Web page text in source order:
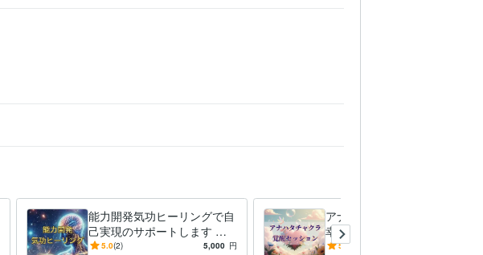
能力開発気功ヒーリングで自
己実現のサポートします 自
分の好きな能力を高めて人生
5.0(2) 5,000 円
アナハタチャクラを活性化し
幸運引寄せ体質にします ア
チューメントを行い、初回は
5.0